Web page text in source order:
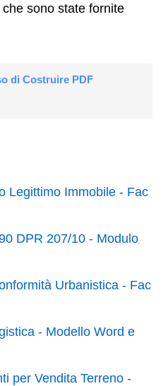
sono state fornite
di Costruire PDF
Legittimo Immobile - Fac
DPR 207/10 - Modulo
Urbanistica - Fac
- Modello Word e
per Vendita Terreno -